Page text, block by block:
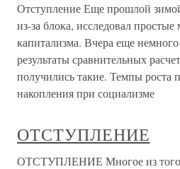
Отступление Еще прошлой
из-за блока, исследовал
капитализма. Вчера еще
результаты сравнительных
получились такие. Темпы роста
накопления при социализме
ОТСТУПЛЕНИЕ
ОТСТУПЛЕНИЕ Многое из того,